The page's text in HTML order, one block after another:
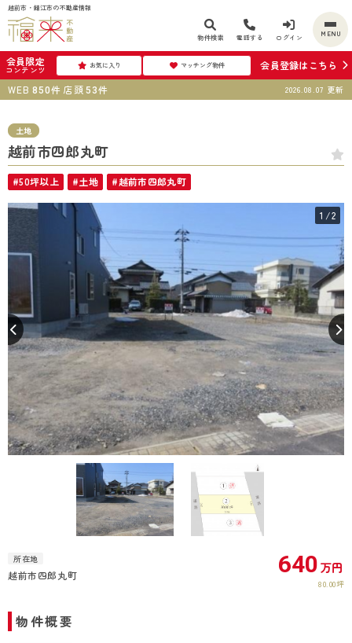
越前市・鯖江市の不動産情報
物件検索 電話する ログイン MENU
会員限定
コンテンツ お気に入り マッチング物件
会員登録はこちら
WEB 850件 店頭 53件 2026.08.07 更新
土地
越前市四郎丸町
#50坪以上 #土地 #越前市四郎丸町
1 /2
所在地
越前市四郎丸町 640万円
80.00坪
物件概要